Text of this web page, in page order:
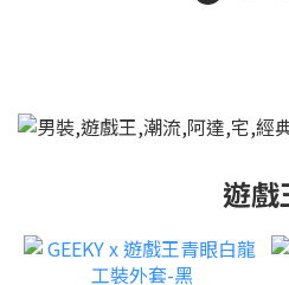
遊戲